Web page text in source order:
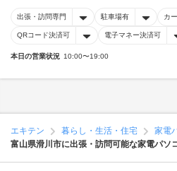
出張・訪問専門 駐車場有 カ
QRコード決済可 電子マネー決済可
本日の営業状況 10:00〜19:00
エキテン 暮らし・生活・住宅
家電
富山県滑川市に出張・訪問可能な家電パソ